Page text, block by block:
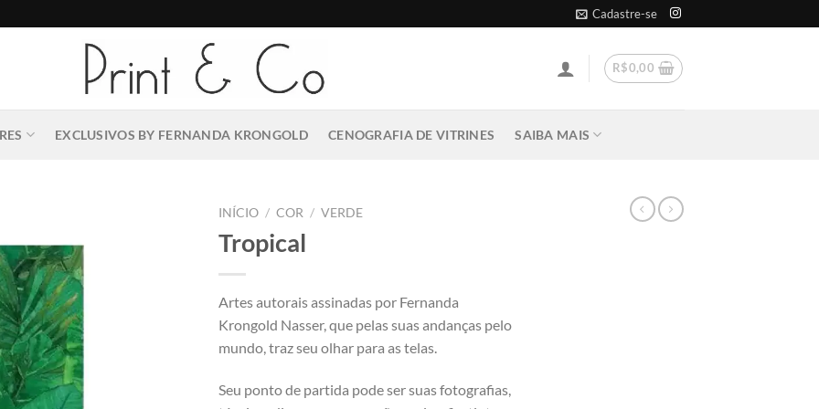
Cadastre-se
R$0,00
EXCLUSIVOS BY FERNANDA KRONGOLD CENOGRAFIA DE VITRINES SAIBA MAIS
INÍCIO / COR / VERDE
Tropical
Artes autorais assinadas por Fernanda
Krongold Nasser, que pelas suas andanças pelo
mundo, traz seu olhar para as telas.
Seu ponto de partida pode ser suas fotografias,